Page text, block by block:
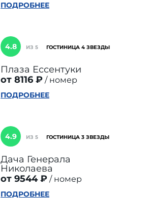
ПОДРОБНЕЕ
4.8 ИЗ 5 ГОСТИНИЦА 4 ЗВЕЗДЫ
Плаза Ессентуки
от 8116 ₽
номер
ПОДРОБНЕЕ
4.9 ИЗ 5 ГОСТИНИЦА 3 ЗВЕЗДЫ
Дача Генерала
Николаева
от 9544 ₽
номер
ПОДРОБНЕЕ